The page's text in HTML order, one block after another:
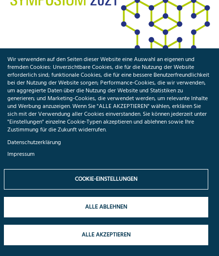
PRESSEMITTEILUNG
Nationales Digital Health Symposium 2021 zeigt
Perspektiven eines ver­netzten Gesundheits­
datenökosystems auf
Entwicklungen und Potenziale der Digitalisierung der
Mittelpunkt des Nationalen Digital Health Symposiums 2021
Wir verwenden auf den Seiten dieser Website eine Auswahl an eigenen und
fremden Cookies: Unverzichtbare Cookies, die für die Nutzung der Website
erforderlich sind; funktionale Cookies, die für eine bessere Benutzerfreundlichkeit
bei der Nutzung der Website sorgen; Performance-Cookies, die wir verwenden,
um aggregierte Daten über die Nutzung der Website und Statistiken zu
generieren; und Marketing-Cookies, die verwendet werden, um relevante Inhalte
und Werbung anzuzeigen. Wenn Sie "ALLE AKZEPTIEREN" wählen, erklären Sie
sich mit der Verwendung aller Cookies einverstanden. Sie können jederzeit unter
"Einstellungen" einzelne Cookie-Typen akzeptieren und ablehnen sowie Ihre
Zustimmung für die Zukunft widerrufen.
Datenschutzerklärung
Impressum
COOKIE-EINSTELLUNGEN
ALLE ABLEHNEN
ALLE AKZEPTIEREN